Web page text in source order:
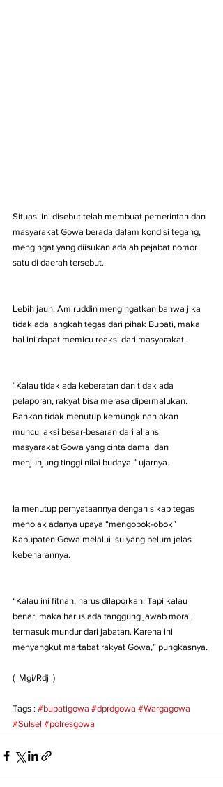
Situasi ini disebut telah membuat pemerintah dan
masyarakat Gowa berada dalam kondisi tegang,
mengingat yang diisukan adalah pejabat nomor
satu di daerah tersebut.
Lebih jauh, Amiruddin mengingatkan bahwa jika
tidak ada langkah tegas dari pihak Bupati, maka
hal ini dapat memicu reaksi dari masyarakat.
“Kalau tidak ada keberatan dan tidak ada
pelaporan, rakyat bisa merasa dipermalukan.
Bahkan tidak menutup kemungkinan akan
muncul aksi besar-besaran dari aliansi
masyarakat Gowa yang cinta damai dan
menjunjung tinggi nilai budaya,” ujarnya.
Ia menutup pernyataannya dengan sikap tegas
menolak adanya upaya “mengobok-obok”
Kabupaten Gowa melalui isu yang belum jelas
kebenarannya.
“Kalau ini fitnah, harus dilaporkan. Tapi kalau
benar, maka harus ada tanggung jawab moral,
termasuk mundur dari jabatan. Karena ini
menyangkut martabat rakyat Gowa,” pungkasnya.
(  Mgi/Rdj  )
Tags : #bupatigowa #dprdgowa #Wargagowa
#Sulsel #polresgowa